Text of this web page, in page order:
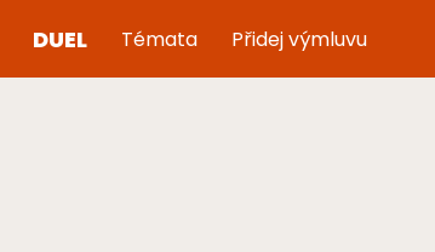
DUEL Témata Přidej výmluvu